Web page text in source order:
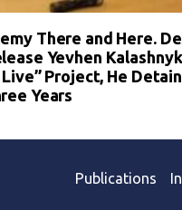
There and Here.
Yevhen
Project, He
Years
Publications